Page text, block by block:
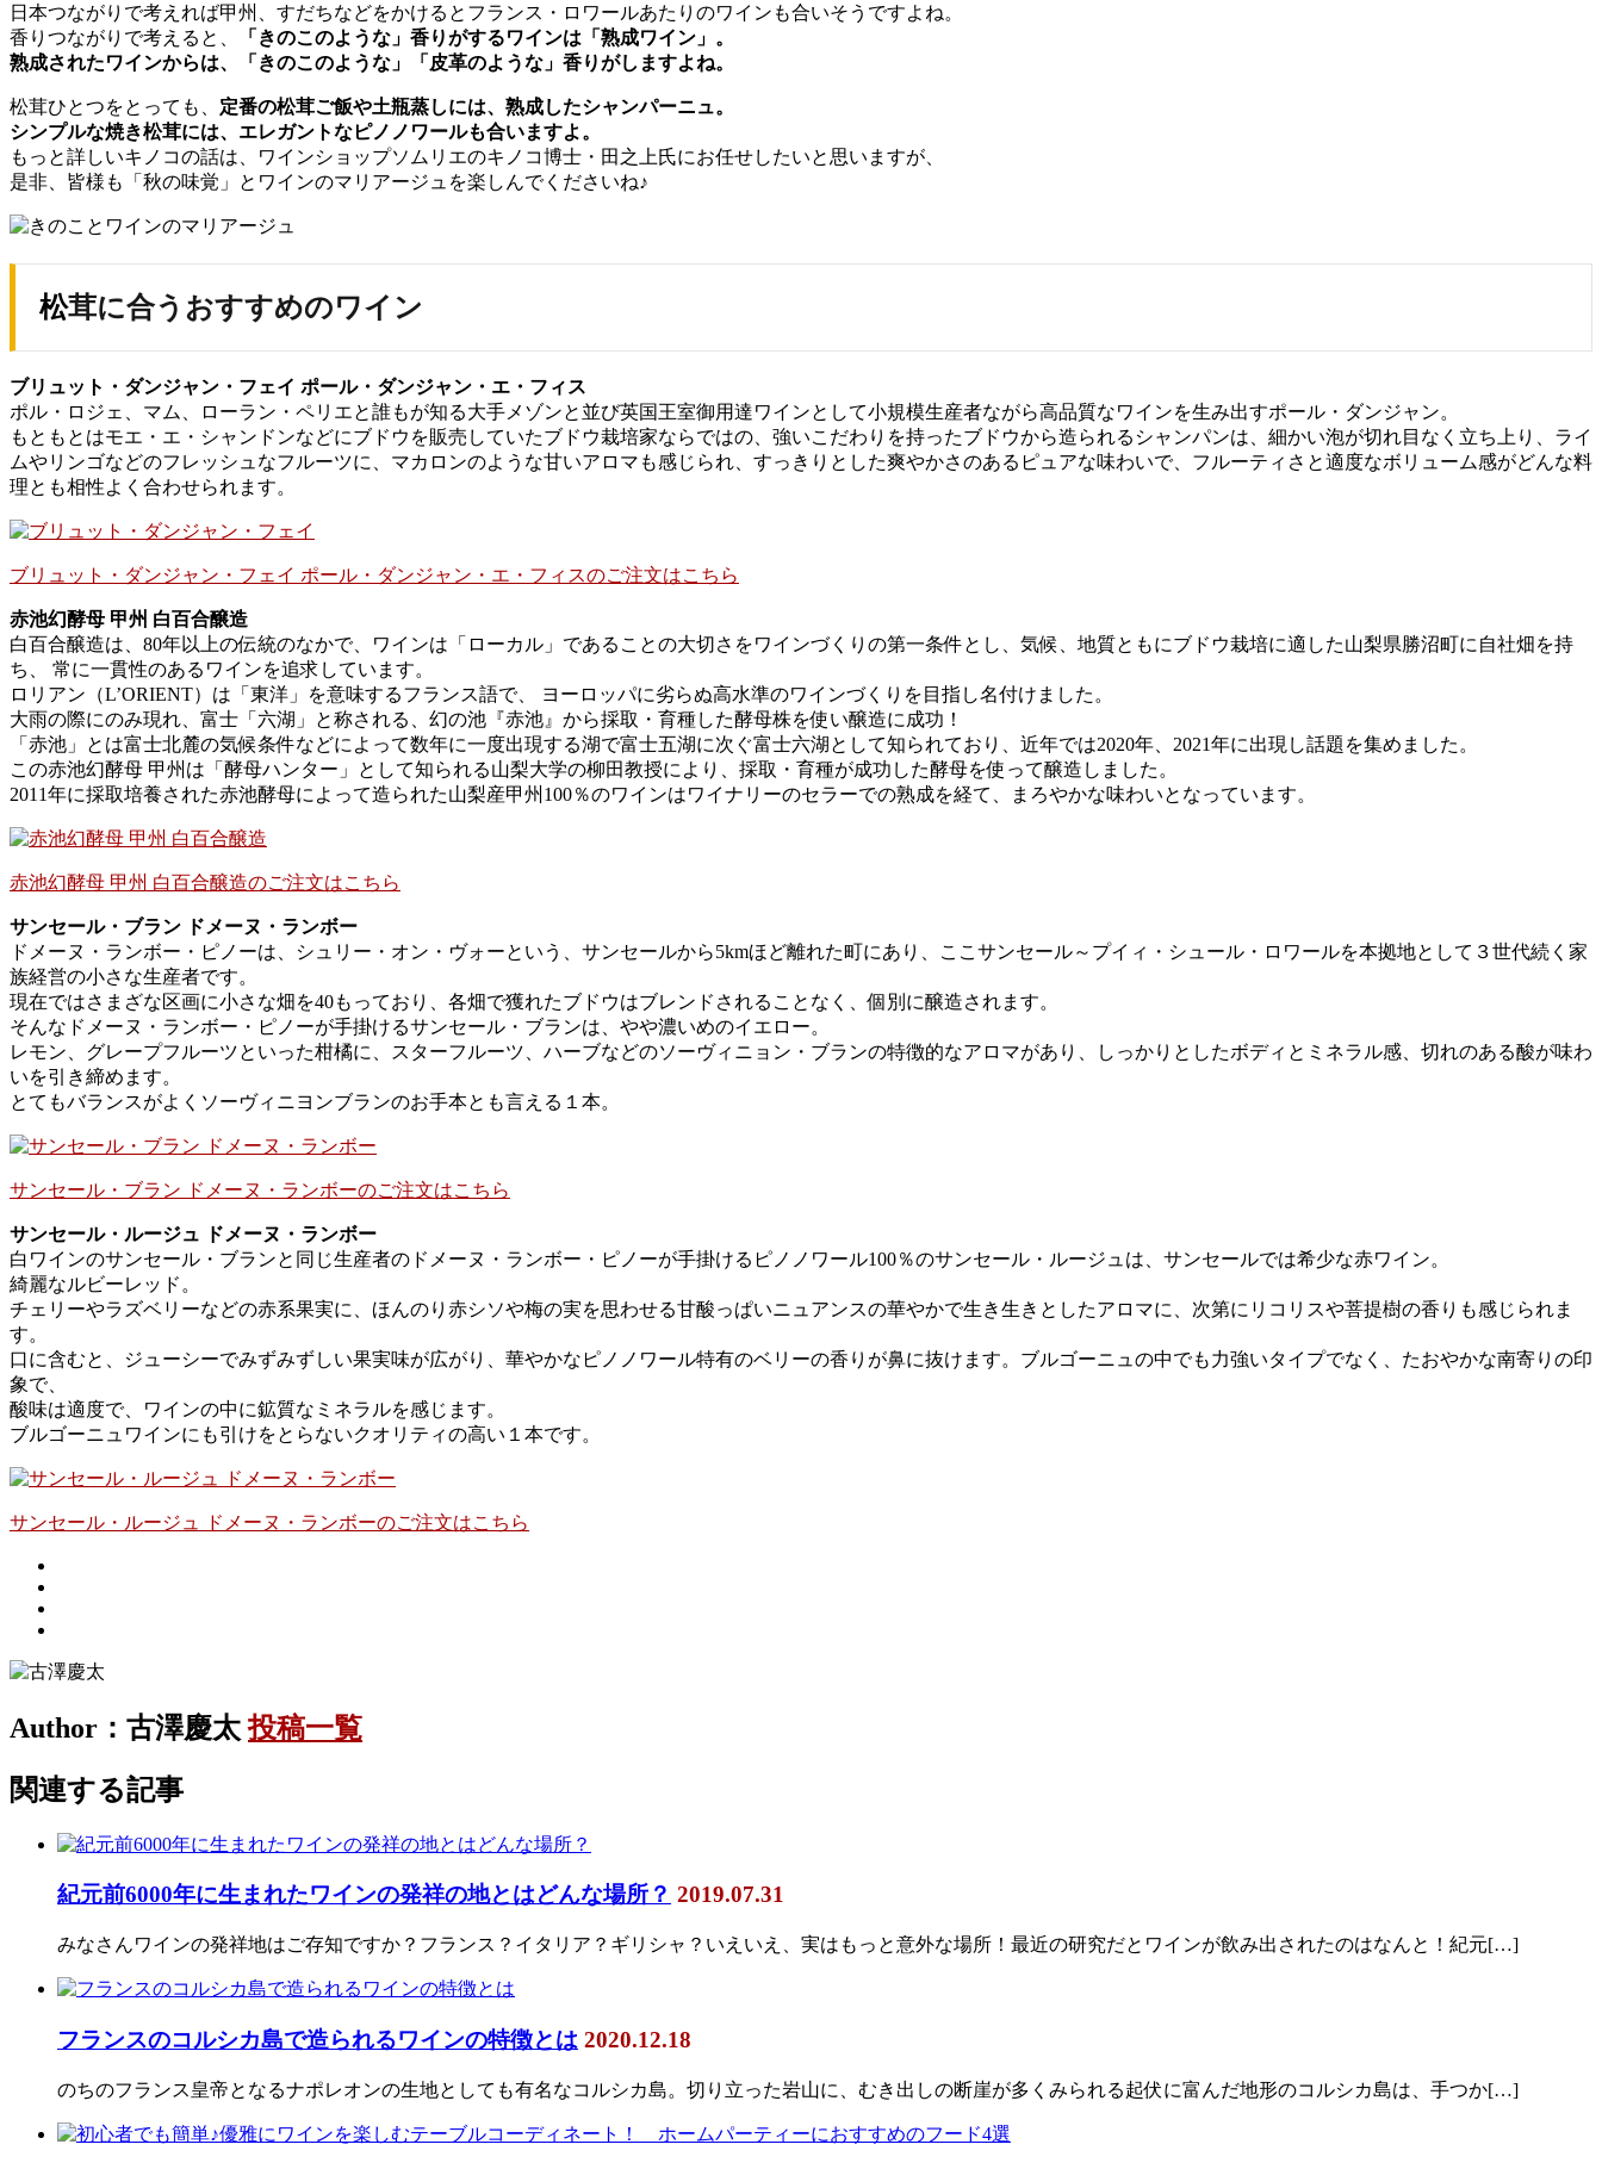
日本つながりで考えれば甲州、すだちなどをかけるとフランス・ロワールあたりのワインも合いそうですよね。
香りつながりで考えると、
「きのこのような」香りがするワインは「熟成ワイン」。
熟成されたワインからは、「きのこのような」「皮革のような」香りがしますよね。
松茸ひとつをとっても、 定番の松茸ご飯や土瓶蒸しには、熟成したシャンパーニュ。
シンプルな焼き松茸には、エレガントなピノノワールも合いますよ。
もっと詳しいキノコの話は、ワインショップソムリエのキノコ博士・田之上氏にお任せしたいと思いますが、
是非、皆様も「秋の味覚」とワインのマリアージュを楽しんでくださいね♪
松茸に合うおすすめのワイン
ブリュット・ダンジャン・フェイ ポール・ダンジャン・エ・フィス
ポル・ロジェ、マム、ローラン・ペリエと誰もが知る大手メゾンと並び英国王室御用達ワインとして小規模生産者ながら高品質なワインを生み出すポール・ダンジャン。
もともとはモエ・エ・シャンドンなどにブドウを販売していたブドウ栽培家ならではの、強いこだわりを持ったブドウから造られるシャンパンは、細かい泡が切れ目なく立ち上り、ライ
ムやリンゴなどのフレッシュなフルーツに、マカロンのような甘いアロマも感じられ、すっきりとした爽やかさのあるピュアな味わいで、フルーティさと適度なボリューム感がどんな料
理とも相性よく合わせられます。
ブリュット・ダンジャン・フェイ ポール・ダンジャン・エ・フィスのご注文はこちら
赤池幻酵母 甲州 白百合醸造
白百合醸造は、80年以上の伝統のなかで、ワインは「ローカル」であることの大切さをワインづくりの第一条件とし、気候、地質ともにブドウ栽培に適した山梨県勝沼町に自社畑を持
ち、 常に一貫性のあるワインを追求しています。
ロリアン（L’ORIENT）は「東洋」を意味するフランス語で、 ヨーロッパに劣らぬ高水準のワインづくりを目指し名付けました。
大雨の際にのみ現れ、富士「六湖」と称される、幻の池『赤池』から採取・育種した酵母株を使い醸造に成功！
「赤池」とは富士北麓の気候条件などによって数年に一度出現する湖で富士五湖に次ぐ富士六湖として知られており、近年では2020年、2021年に出現し話題を集めました。
この赤池幻酵母 甲州は「酵母ハンター」として知られる山梨大学の柳田教授により、採取・育種が成功した酵母を使って醸造しました。
2011年に採取培養された赤池酵母によって造られた山梨産甲州100％のワインはワイナリーのセラーでの熟成を経て、まろやかな味わいとなっています。
赤池幻酵母 甲州 白百合醸造のご注文はこちら
サンセール・ブラン ドメーヌ・ランボー
ドメーヌ・ランボー・ピノーは、シュリー・オン・ヴォーという、サンセールから5kmほど離れた町にあり、ここサンセール～プイィ・シュール・ロワールを本拠地として３世代続く家
族経営の小さな生産者です。
現在ではさまざな区画に小さな畑を40もっており、各畑で獲れたブドウはブレンドされることなく、個別に醸造されます。
そんなドメーヌ・ランボー・ピノーが手掛けるサンセール・ブランは、やや濃いめのイエロー。
レモン、グレープフルーツといった柑橘に、スターフルーツ、ハーブなどのソーヴィニョン・ブランの特徴的なアロマがあり、しっかりとしたボディとミネラル感、切れのある酸が味わ
いを引き締めます。
とてもバランスがよくソーヴィニヨンブランのお手本とも言える１本。
サンセール・ブラン ドメーヌ・ランボーのご注文はこちら
サンセール・ルージュ ドメーヌ・ランボー
白ワインのサンセール・ブランと同じ生産者のドメーヌ・ランボー・ピノーが手掛けるピノノワール100％のサンセール・ルージュは、サンセールでは希少な赤ワイン。
綺麗なルビーレッド。
チェリーやラズベリーなどの赤系果実に、ほんのり赤シソや梅の実を思わせる甘酸っぱいニュアンスの華やかで生き生きとしたアロマに、次第にリコリスや菩提樹の香りも感じられま
す。
口に含むと、ジューシーでみずみずしい果実味が広がり、華やかなピノノワール特有のベリーの香りが鼻に抜けます。ブルゴーニュの中でも力強いタイプでなく、たおやかな南寄りの印
象で、
酸味は適度で、ワインの中に鉱質なミネラルを感じます。
ブルゴーニュワインにも引けをとらないクオリティの高い１本です。
サンセール・ルージュ ドメーヌ・ランボーのご注文はこちら
Author：古澤慶太投稿一覧
関連する記事
紀元前6000年に生まれたワインの発祥の地とはどんな場所？ 2019.07.31
みなさんワインの発祥地はご存知ですか？フランス？イタリア？ギリシャ？いえいえ、実はもっと意外な場所！最近の研究だとワインが飲み出されたのはなんと！紀元[…]
フランスのコルシカ島で造られるワインの特徴とは 2020.12.18
のちのフランス皇帝となるナポレオンの生地としても有名なコルシカ島。切り立った岩山に、むき出しの断崖が多くみられる起伏に富んだ地形のコルシカ島は、手つか[…]